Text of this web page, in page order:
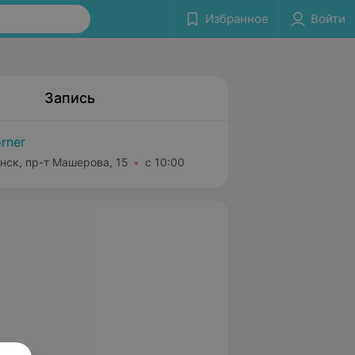
Избранное Войти
Запись
пр-т Машерова, 15 с 10:00